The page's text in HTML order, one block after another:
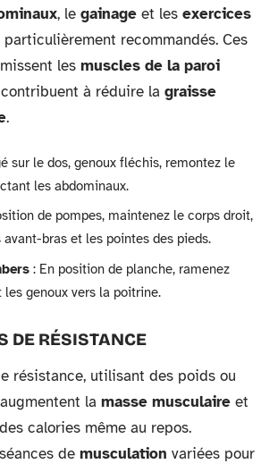
, le gainage et les exercices
particulièrement recommandés. Ces
les muscles de la paroi
à réduire la graisse
.
sur le dos, genoux fléchis, remontez le
les abdominaux.
de pompes, maintenez le corps droit,
avant-bras et les pointes des pieds.
: En position de planche, ramenez
genoux vers la poitrine.
DE RÉSISTANCE
résistance, utilisant des poids ou
la masse musculaire et
calories même au repos.
de musculation variées pour